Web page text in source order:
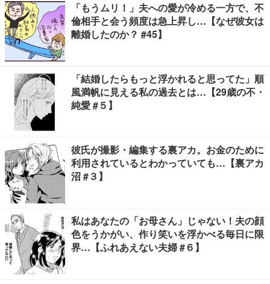
「もうムリ！」夫への愛が冷める一方で、不
倫相手と会う頻度は急上昇し…【なぜ彼女は
離婚したのか？ #45】
「結婚したらもっと浮かれると思ってた」順
風満帆に見える私の過去とは…【29歳の不・
純愛 #５】
彼氏が撮影・編集する裏アカ。お金のために
利用されているとわかっていても…【裏アカ
沼 #３】
私はあなたの「お母さん」じゃない！夫の顔
色をうかがい、作り笑いを浮かべる毎日に限
界…【ふれあえない夫婦 #６】